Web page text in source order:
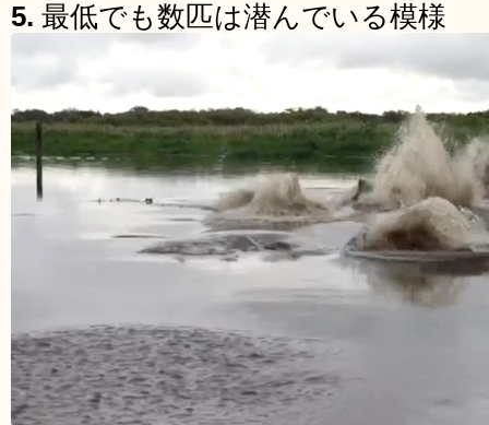
5. 最低でも数匹は潜んでいる模様